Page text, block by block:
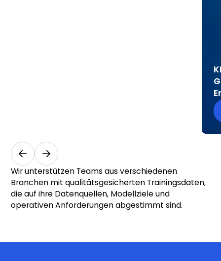
Automobilindustrie
und Mobilität
Wir unterstützen Teams aus verschiedenen
Branchen mit qualitätsgesicherten Trainingsdaten,
die auf ihre Datenquellen, Modellziele und
operativen Anforderungen abgestimmt sind.